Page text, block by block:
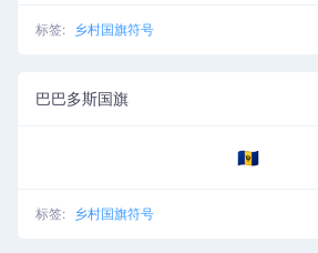
标签: 乡村国旗符号
巴巴多斯国旗
🇧🇧
标签: 乡村国旗符号